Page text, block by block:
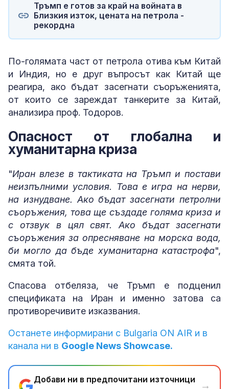
Тръмп е готов за край на войната в
Близкия изток, цената на петрола -
рекордна
По-голямата част от петрола отива към Китай
и Индия, но е друг въпросът как Китай ще
реагира, ако бъдат засегнати съоръженията,
от които се зареждат танкерите за Китай,
анализира проф. Тодоров.
Опасност от глобална и
хуманитарна криза
"Иран влезе в тактиката на Тръмп и постави
неизпълними условия. Това е игра на нерви,
на изнудване. Ако бъдат засегнати петролни
съоръжения, това ще създаде голяма криза и
с отзвук в цял свят. Ако бъдат засегнати
съоръжения за опресняване на морска вода,
би могло да бъде хуманитарна катастрофа",
смята той.
Спасова отбеляза, че Тръмп е подценил
спецификата на Иран и именно затова са
противоречивите изказвания.
Останете информирани с Bulgaria ON AIR и в
канала ни в Google News Showcase.
Добави ни в предпочитани източници
→